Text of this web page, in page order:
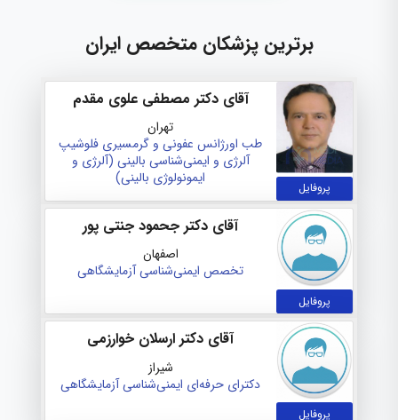
برترین پزشکان متخصص ایران
پروفایل
آقای دکتر مصطفی علوی مقدم
تهران
طب اورژانس عفونی و گرمسیری فلوشیپ
آلرژی و ایمنی‌شناسی بالینی (آلرژی و
ایمونولوژی بالینی)
پروفایل
آقای دکتر جحمود جنتی پور
اصفهان
تخصص ایمنی‌شناسی آزمایشگاهی
پروفایل
آقای دکتر ارسلان خوارزمی
شیراز
دکترای حرفه‌ای ایمنی‌شناسی آزمایشگاهی